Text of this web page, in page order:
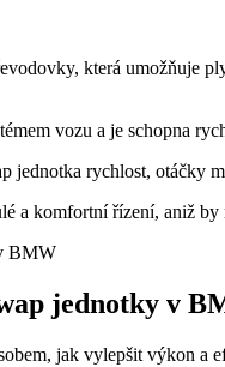
která umožňuje
vozu a je schopna
jednotka rychlost, otáčky
a komfortní řízení, aniž by
jednotky v
jak vylepšit výkon a